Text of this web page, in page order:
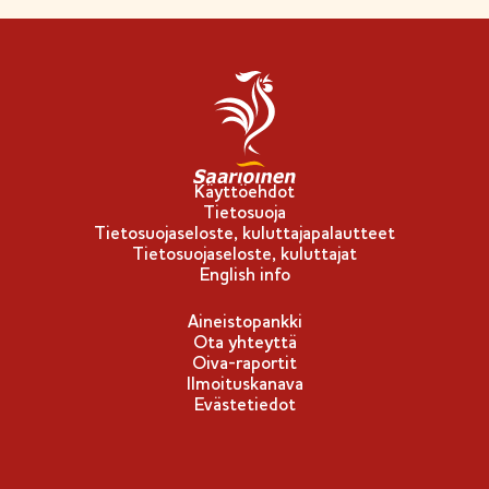
i
p
p
u
-
m
e
r
k
i
Käyttöehdot
Tietosuoja
Tietosuojaseloste, kuluttajapalautteet
Tietosuojaseloste, kuluttajat
English info
Aineistopankki
Ota yhteyttä
Oiva-raportit
Ilmoituskanava
Evästetiedot